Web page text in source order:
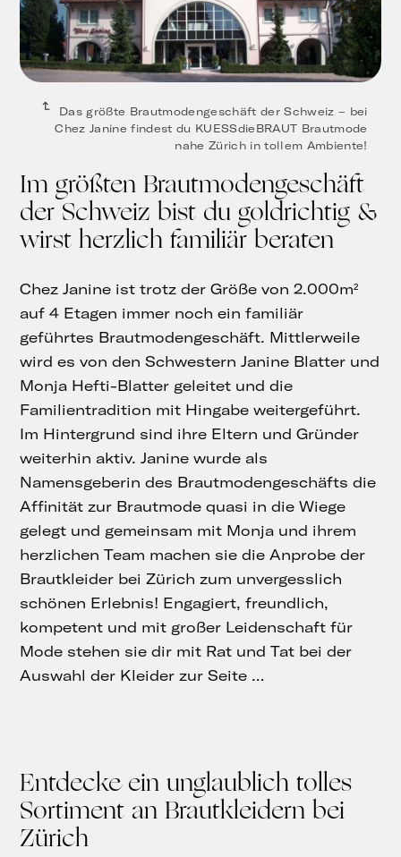
Das größte Brautmodengeschäft der Schweiz – bei
Chez Janine findest du KUESSdieBRAUT Brautmode
nahe Zürich in tollem Ambiente!
Im größten Brautmodengeschäft
der Schweiz bist du goldrichtig &
wirst herzlich familiär beraten
Chez Janine ist trotz der Größe von 2.000m²
auf 4 Etagen immer noch ein familiär
geführtes Brautmodengeschäft. Mittlerweile
wird es von den Schwestern Janine Blatter und
Monja Hefti-Blatter geleitet und die
Familientradition mit Hingabe weitergeführt.
Im Hintergrund sind ihre Eltern und Gründer
weiterhin aktiv. Janine wurde als
Namensgeberin des Brautmodengeschäfts die
Affinität zur Brautmode quasi in die Wiege
gelegt und gemeinsam mit Monja und ihrem
herzlichen Team machen sie die Anprobe der
Brautkleider bei Zürich zum unvergesslich
schönen Erlebnis! Engagiert, freundlich,
kompetent und mit großer Leidenschaft für
Mode stehen sie dir mit Rat und Tat bei der
Auswahl der Kleider zur Seite …
Entdecke ein unglaublich tolles
Sortiment an Brautkleidern bei
Zürich